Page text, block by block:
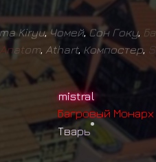
Kiryu, Чомей,Сон Гоку, Ба
Anatom, Athart, Компостер, S
mistral
Багровый Монарх
Тварь